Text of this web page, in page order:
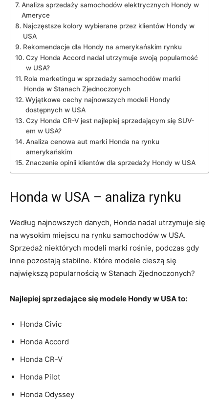
Analiza sprzedaży samochodów elektrycznych Hondy w
Ameryce
Najczęstsze kolory‍ wybierane przez klientów Hondy w
USA
Rekomendacje dla Hondy na amerykańskim rynku
Czy Honda Accord nadal utrzymuje swoją popularność
w⁤ USA?
Rola⁣ marketingu w sprzedaży samochodów marki
Honda w⁤ Stanach Zjednoczonych
Wyjątkowe cechy najnowszych modeli Hondy
dostępnych w USA
Czy ​Honda CR-V jest najlepiej sprzedającym się SUV-
em w USA?
Analiza cenowa aut marki Honda na rynku
amerykańskim
Znaczenie opinii klientów dla sprzedaży Hondy w USA
Honda w USA – analiza rynku
Według‌ najnowszych danych, Honda nadal utrzymuje się
na wysokim miejscu na rynku samochodów w USA.
Sprzedaż niektórych modeli marki rośnie, podczas gdy
inne pozostają stabilne. Które modele cieszą się
największą popularnością w Stanach Zjednoczonych?
Najlepiej sprzedające się ⁣modele Hondy w USA to:
Honda Civic
Honda Accord
Honda CR-V
Honda Pilot
Honda Odyssey